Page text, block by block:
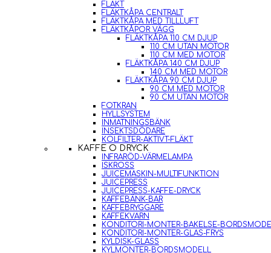
FLÄKT
FLÄKTKÅPA CENTRALT
FLÄKTKÅPA MED TILLLUFT
FLÄKTKÅPOR VÄGG
FLÄKTKÅPA 110 CM DJUP
110 CM UTAN MOTOR
110 CM MED MOTOR
FLÄKTKÅPA 140 CM DJUP
140 CM MED MOTOR
FLÄKTKÅPA 90 CM DJUP
90 CM MED MOTOR
90 CM UTAN MOTOR
FOTKRAN
HYLLSYSTEM
INMATNINGSBÄNK
INSEKTSDÖDARE
KOLFILTER-AKTIVT-FLÄKT
KAFFE O DRYCK
INFRARÖD-VÄRMELAMPA
ISKROSS
JUICEMASKIN-MULTIFUNKTION
JUICEPRESS
JUICEPRESS-KAFFE-DRYCK
KAFFEBÄNK-BAR
KAFFEBRYGGARE
KAFFEKVARN
KONDITORI-MONTER-BAKELSE-
KONDITORI-MONTER-GLAS-FRYS
KYLDISK-GLASS
KYLMONTER-BORDSMODELL